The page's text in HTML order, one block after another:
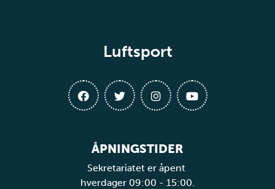
Luftsport
ÅPNINGSTIDER
Sekretariatet er åpent
hverdager 09:00 - 15:00.